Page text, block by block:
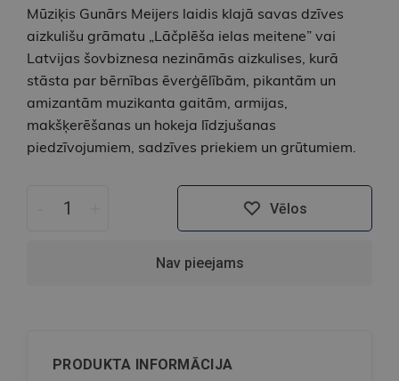
Mūziķis Gunārs Meijers laidis klajā savas dzīves
aizkulišu grāmatu „Lāčplēša ielas meitene” vai
Latvijas šovbiznesa nezināmās aizkulises, kurā
stāsta par bērnības ēverģēlībām, pikantām un
amizantām muzikanta gaitām, armijas,
makšķerēšanas un hokeja līdzjušanas
piedzīvojumiem, sadzīves priekiem un grūtumiem.
Vēlos
Nav pieejams
PRODUKTA INFORMĀCIJA